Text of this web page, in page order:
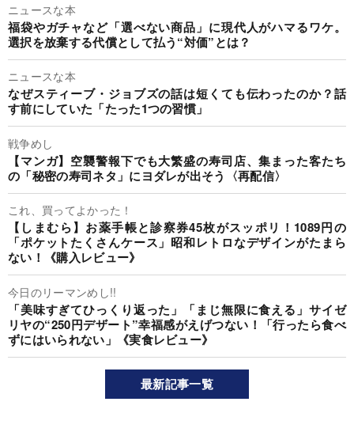
ニュースな本
福袋やガチャなど「選べない商品」に現代人がハマるワケ。
選択を放棄する代償として払う“対価”とは？
ニュースな本
なぜスティーブ・ジョブズの話は短くても伝わったのか？話
す前にしていた「たった1つの習慣」
戦争めし
【マンガ】空襲警報下でも大繁盛の寿司店、集まった客たち
の「秘密の寿司ネタ」にヨダレが出そう〈再配信〉
これ、買ってよかった！
【しまむら】お薬手帳と診察券45枚がスッポリ！1089円の
「ポケットたくさんケース」昭和レトロなデザインがたまら
ない！《購入レビュー》
今日のリーマンめし!!
「美味すぎてひっくり返った」「まじ無限に食える」サイゼ
リヤの“250円デザート”幸福感がえげつない！「行ったら食べ
ずにはいられない」《実食レビュー》
最新記事一覧